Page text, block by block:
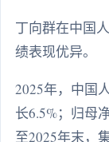
丁向群在中国
绩表现优异。
2025年，中国
长6.5%；归母
至2025年末，